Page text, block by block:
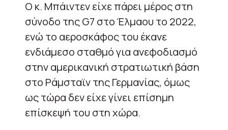
Ο κ. Μπάιντεν είχε πάρει μέρος στη
σύνοδο της G7 στο Έλμαου το 2022,
ενώ το αεροσκάφος του έκανε
ενδιάμεσο σταθμό για ανεφοδιασμό
στην αμερικανική στρατιωτική βάση
στο Ράμσταϊν της Γερμανίας, όμως
ως τώρα δεν είχε γίνει επίσημη
επίσκεψή του στη χώρα.